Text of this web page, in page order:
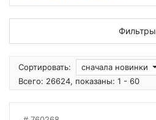
Фильтры
Сортировать:
сначала новинки
Всего: 26624, показаны: 1 - 60